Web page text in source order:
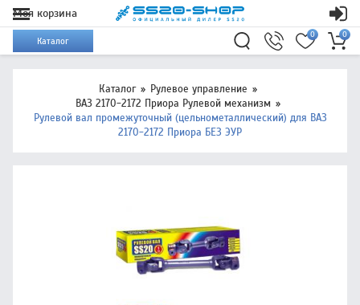
Моя корзина
Каталог
0
0
Каталог
Рулевое управление
ВАЗ 2170-2172 Приора Рулевой механизм
Рулевой вал промежуточный (цельнометаллический) для ВАЗ
2170-2172 Приора БЕЗ ЭУР